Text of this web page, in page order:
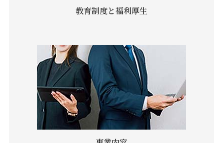
教育制度と福利厚生